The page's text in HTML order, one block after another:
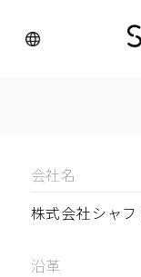
会社名
株式会社シャフ
沿革